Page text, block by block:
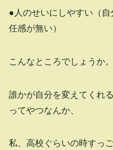
●人のせいにしやすい（
任感が無い）
こんなところでしょうか。
誰かが自分を変えてくれ
ってやつなんか、
私、高校ぐらいの時すっ